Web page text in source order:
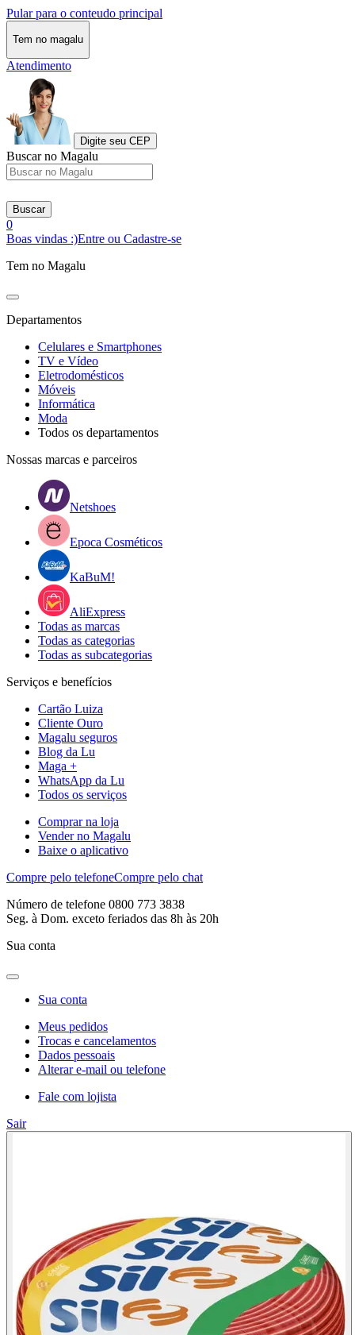
Pular para o conteudo principal
Tem no magalu
Atendimento
Digite seu CEP
Buscar no Magalu
Buscar
0
Boas vindas :)Entre ou Cadastre-se
Tem no Magalu
Departamentos
Celulares e Smartphones
TV e Vídeo
Eletrodomésticos
Móveis
Informática
Moda
Todos os departamentos
Nossas marcas e parceiros
Netshoes
Epoca Cosméticos
KaBuM!
AliExpress
Todas as marcas
Todas as categorias
Todas as subcategorias
Serviços e benefícios
Cartão Luiza
Cliente Ouro
Magalu seguros
Blog da Lu
Maga +
WhatsApp da Lu
Todos os serviços
Comprar na loja
Vender no Magalu
Baixe o aplicativo
Compre pelo telefoneCompre pelo chat
Número de telefone 0800 773 3838
Seg. à Dom. exceto feriados das 8h às 20h
Sua conta
Sua conta
Meus pedidos
Trocas e cancelamentos
Dados pessoais
Alterar e-mail ou telefone
Fale com lojista
Sair